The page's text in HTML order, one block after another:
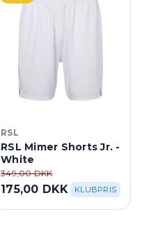
RSL
RSL Mimer Shorts Jr. -
White
349,00 DKK
175,00 DKK KLUBPRIS